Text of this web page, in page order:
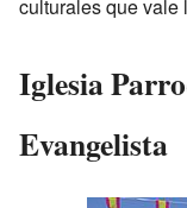
culturales que vale
Iglesia
Evangelista